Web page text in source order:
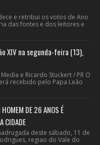
e retribui os votos de Ano
das fontes e dos leitores e
XIV na segunda-feira (13),
e Ricardo Stuckert / PR O
recebido pelo Papa Leão
DE 26 ANOS É
CIDADE
deste sábado, 11 de
regiao do Vale do